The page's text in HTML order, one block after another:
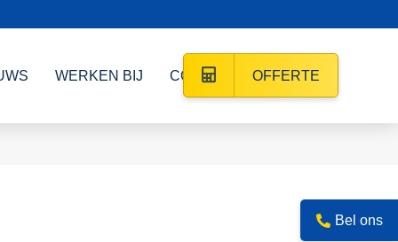
WERKEN BIJ CONTACT OFFERTE
Bel ons